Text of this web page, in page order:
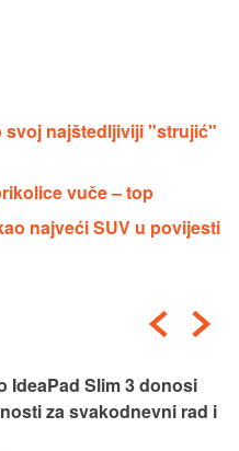
svoj najštedljiviji "strujić"
vuče – top
najveći SUV u povijesti
IdeaPad Slim 3 donosi
za svakodnevni rad i